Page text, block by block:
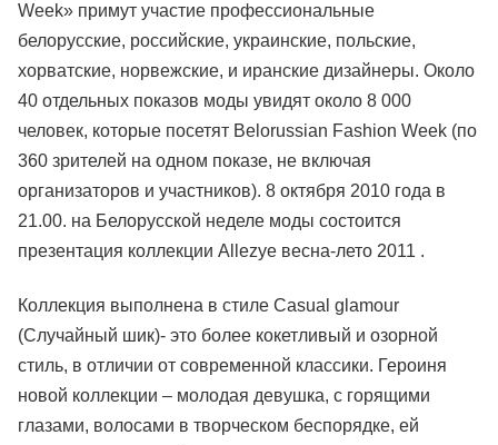
Week» примут участие профессиональные
белорусские, российские, украинские, польские,
хорватские, норвежские, и иранские дизайнеры. Около
40 отдельных показов моды увидят около 8 000
человек, которые посетят Belorussian Fashion Week (по
360 зрителей на одном показе, не включая
организаторов и участников). 8 октября 2010 года в
21.00. на Белорусской неделе моды состоится
презентация коллекции Allezye весна-лето 2011 .
Коллекция выполнена в стиле Casual glamour
(Случайный шик)- это более кокетливый и озорной
стиль, в отличии от современной классики. Героиня
новой коллекции – молодая девушка, с горящими
глазами, волосами в творческом беспорядке, ей